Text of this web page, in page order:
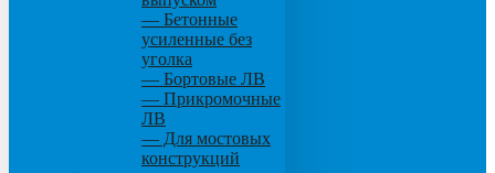
— Бетонные
усиленные без
уголка
— Бортовые ЛВ
— Прикромочные
ЛВ
— Для мостовых
конструкций